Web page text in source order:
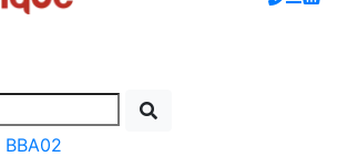
BBA02